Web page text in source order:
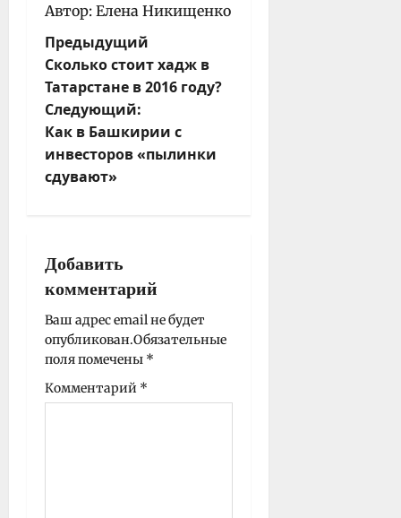
Автор: Елена Никищенко
Н
а
в
и
г
а
ц
а
п
и
с
и
Предыдущий
Сколько стоит хадж в
Татарстане в 2016 году?
Следующий:
Как в Башкирии с
инвесторов «пылинки
сдувают»
Добавить
комментарий
Ваш адрес email не будет
опубликован.Обязательные
поля помечены *
Комментарий *